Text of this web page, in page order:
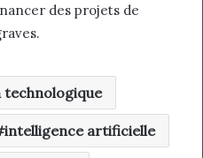
des projets de
intelligence artificielle